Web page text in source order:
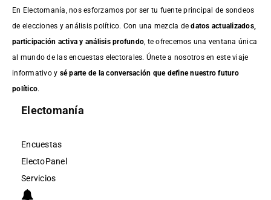
En Electomanía, nos esforzamos por ser tu fuente principal de sondeos
de elecciones y análisis político. Con una mezcla dedatos actualizados,
participación activa y análisis profundo , te ofrecemos una ventana única
al mundo de las encuestas electorales. Únete a nosotros en este viaje
informativo y sé parte de la conversación que define nuestro futuro
político.
Electomanía
Encuestas
ElectoPanel
Servicios